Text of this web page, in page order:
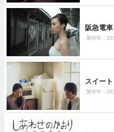
阪急電
製作年：
スイー
製作年：